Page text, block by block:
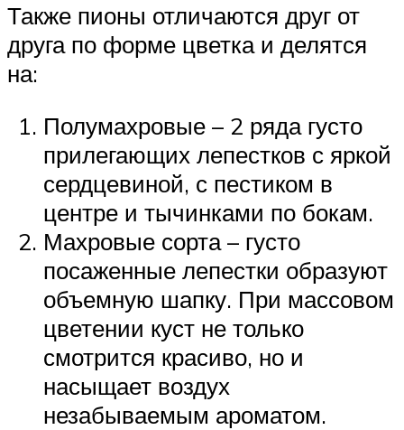
Также пионы отличаются друг от
друга по форме цветка и делятся
на:
Полумахровые – 2 ряда густо
прилегающих лепестков с яркой
сердцевиной, с пестиком в
центре и тычинками по бокам.
Махровые сорта – густо
посаженные лепестки образуют
объемную шапку. При массовом
цветении куст не только
смотрится красиво, но и
насыщает воздух
незабываемым ароматом.